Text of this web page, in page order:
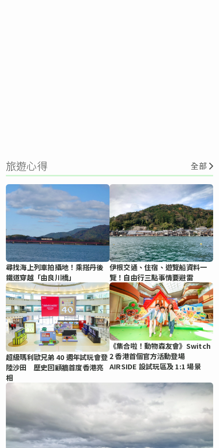
旅遊心得 全部
尋找海上列車拍攝地！乘搭丹後
鐵道穿越「由良川橋」
伊根交通、住宿、遊覽船資料一
覽！自由行三點事情要避雷
超級瑪利歐兄弟 40 週年試玩會登
陸沙田 歷史回顧牆首度香港亮
相
《集合啦！動物森友會》Switch
2 香港首個官方活動登場
AIRSIDE 設試玩區及 1:1 場景